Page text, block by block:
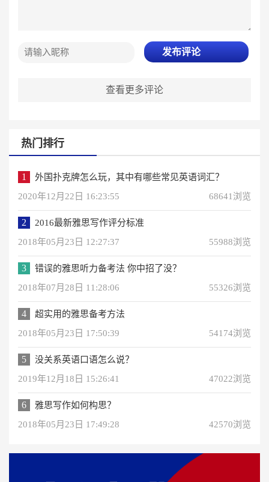
发布评论
查看更多评论
热门排行
1
外国扑克牌怎么玩，其中有哪些常见英语词汇？
2020年12月22日 16:23:55
68641浏览
2
2016最新雅思写作评分标准
2018年05月23日 12:27:37
55988浏览
3
错误的雅思听力备考法 你中招了没？
2018年07月28日 11:28:06
55326浏览
4
超实用的雅思备考方法
2018年05月23日 17:50:39
54174浏览
5
没关系英语口语怎么说？
2019年12月18日 15:26:41
47022浏览
6
雅思写作如何构思？
2018年05月23日 17:49:28
42570浏览